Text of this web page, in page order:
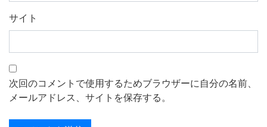
サイト
次回のコメントで使用するためブラウザーに自分の名前、
メールアドレス、サイトを保存する。